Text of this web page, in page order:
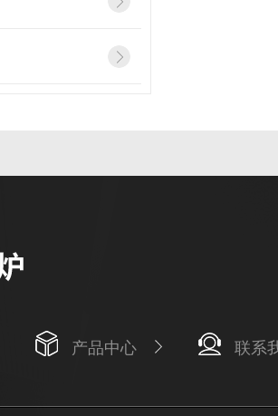
产品中心 联系